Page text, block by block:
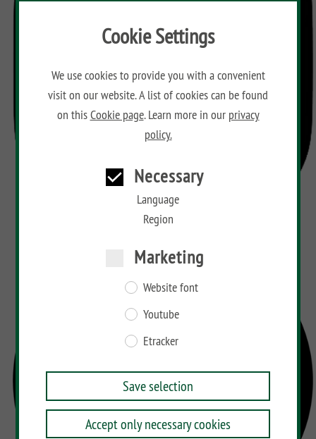
Cookie Settings
We use cookies to provide you with a convenient
visit on our website. A list of cookies can be found
on thisCookie page. Learn more in our privacy
policy.
Necessary
Language
Region
Marketing
Website font
Youtube
Etracker
Save selection
Accept only necessary cookies